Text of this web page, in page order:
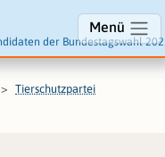
der Bundestagswahl
Menü
Tierschutzpartei